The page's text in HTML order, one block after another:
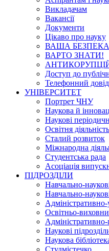
Викладачам
Вакансії
Документи
Цікаво про науку
ВАША БЕЗПЕКА
ВАРТО ЗНАТИ!
Доступ до
Телефонний
УНІВЕРСИТЕТ
Портрет ЧНУ
Наукова й
Наукові
Освітня діяльність
Сталий розвиток
Міжнародна
Студентська рада
Асоціація
ПІДРОЗДІЛИ
Навчально-
Навчально-
Адміністративно-
Освітньо-
Адміністративно-
Наукові
Наукова
Студмістечко